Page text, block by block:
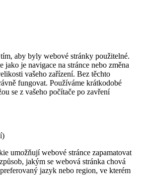
aby byly webové stránky použitelné.
je navigace na stránce nebo změna
vašeho zařízení. Bez těchto
fungovat. Používáme krátkodobé
se z vašeho počítače po zavření
umožňují webové stránce zapamatovat
jakým se webová stránka chová
jazyk nebo region, ve kterém